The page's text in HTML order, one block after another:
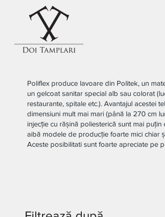
Poliflex produce lavoare din Politek, un
un gelcoat sanitar special alb sau colorat
restaurante, spitale etc.). Avantajul acestei
dimensiuni mult mai mari (până la 270 cm
injecție cu rășină poliesterică sunt mai
aibă modele de producție foarte mici chiar
Aceste posibilitati sunt foarte apreciate pe